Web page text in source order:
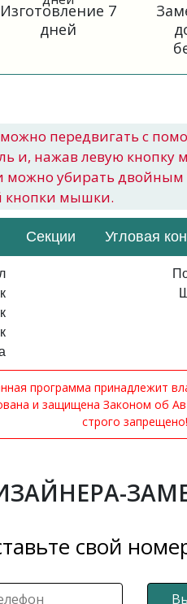
Изготовление 7
дней
передвигать с
и, нажав левую кнопку
можно убирать
кнопки мышки.
Секции Угловая
программа принадлежит
и защищена Законом об
строго запрещено!
свой